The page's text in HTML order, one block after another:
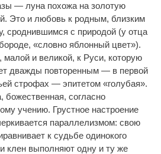
— луна похожа на золотую
Это и любовь к родным, близким
сроднившимся с природой (у отца
«словно яблонный цвет»).
и великой, к Руси, которую
дважды повторенным — в первой
строфах — эпитетом «голубая».
божественная, согласно
учению. Грустное настроение
параллелизмом: свою
к судьбе одинокого
клен выполняют одну и ту же